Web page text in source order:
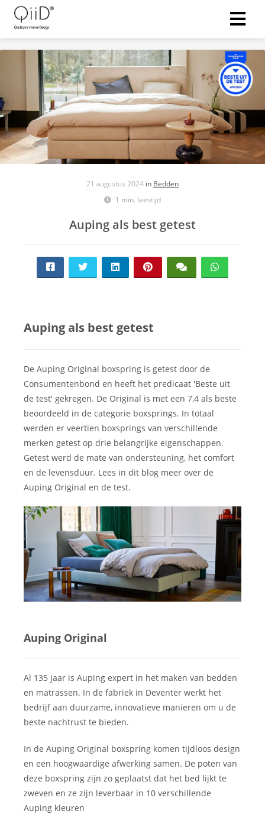
21 augustus 2024 in Bedden
1 min. leestijd
Auping als best getest
Auping als best getest
De Auping Original boxspring is getest door de
Consumentenbond en heeft het predicaat 'Beste uit
de test' gekregen. De Original is met een 7,4 als beste
beoordeeld in de categorie boxsprings. In totaal
werden er veertien boxsprings van verschillende
merken getest op drie belangrijke eigenschappen.
Getest werd de mate van ondersteuning, het comfort
en de levensduur. Lees in dit blog meer over de
Auping Original en de test.
Auping Original
Al 135 jaar is Auping expert in het maken van bedden
en matrassen. In de fabriek in Deventer werkt het
bedrijf aan duurzame, innovatieve manieren om u de
beste nachtrust te bieden.
In de Auping Original boxspring komen tijdloos design
en een hoogwaardige afwerking samen. De poten van
deze boxspring zijn zo geplaatst dat het bed lijkt te
zweven en ze zijn leverbaar in 10 verschillende
Auping kleuren